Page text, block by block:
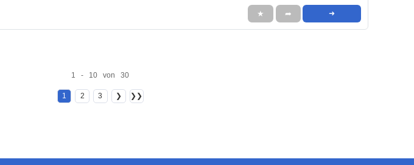
★ ➦ ➜
1 - 10 von 30
1 2 3 ❯ ❯❯